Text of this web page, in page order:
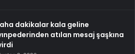
dakikalar kala geline
atılan mesaj şaşkına